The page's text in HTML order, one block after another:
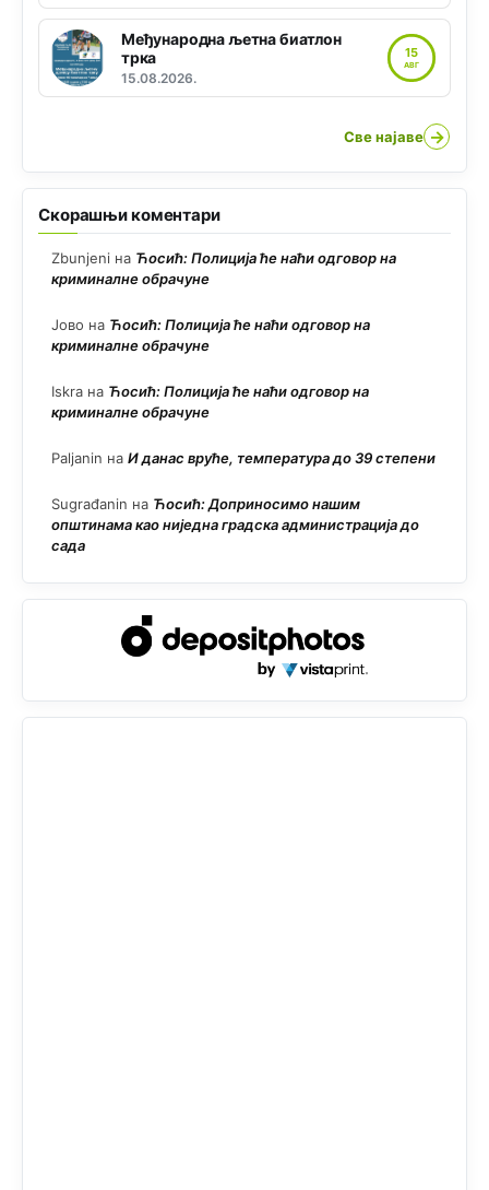
Међународна љетна биатлон
трка
15.08.2026.
15
АВГ
Све најаве →
Скорашњи коментари
Zbunjeni на Ћосић: Полиција ће наћи одговор на
криминалне обрачуне
Јово на Ћосић: Полиција ће наћи одговор на
криминалне обрачуне
Iskra на Ћосић: Полиција ће наћи одговор на
криминалне обрачуне
Paljanin на И данас вруће, температура до 39 степени
Sugrađanin на Ћосић: Доприносимо нашим
општинама као ниједна градска администрација до
сада